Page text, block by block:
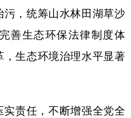
，统筹山水林田湖草沙
善生态环保法律制度体
，生态环境治理水平显著
责任，不断增强全党全